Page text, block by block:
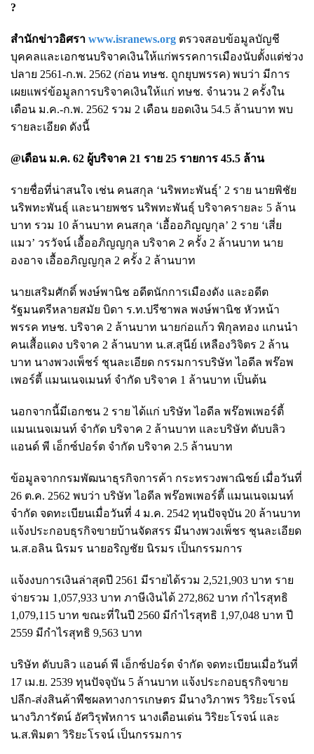
?
สำนักข่าวอิศรา www.isranews.org ตรวจสอบข้อมูลบัญชี
บุคคลและเอกชนบริจาคเงินให้แก่พรรคการเมืองนับตั้งแต่ช่วง
ปลาย 2561-ก.พ. 2562 (ก่อน ทษช. ถูกยุบพรรค) พบว่า มีการ
เผยแพร่ข้อมูลการบริจาคเงินให้แก่ ทษช. จำนวน 2 ครั้งใน
เดือน ม.ค.-ก.พ. 2562 รวม 2 เดือน ยอดเงิน 54.5 ล้านบาท พบ
รายละเอียด ดังนี้
@เดือน ม.ค. 62 ผู้บริจาค 21 ราย 25 รายการ 45.5 ล้าน
รายชื่อที่น่าสนใจ เช่น คนสกุล ‘นริพทะพันธุ์’ 2 ราย นายพิชัย
นริพทะพันธุ์ และนายพชร นริพทะพันธุ์ บริจาครายละ 5 ล้าน
บาท รวม 10 ล้านบาท คนสกุล ‘เอื้ออภิญญกุล’ 2 ราย ‘เสี่ย
แมว’ วรวัจน์ เอื้ออภิญญกุล บริจาค 2 ครั้ง 2 ล้านบาท นาย
องอาจ เอื้ออภิญญกุล 2 ครั้ง 2 ล้านบาท
นายเสริมศักดิ์ พงษ์พานิช อดีตนักการเมืองดัง และอดีต
รัฐมนตรีหลายสมัย บิดา ร.ท.ปรีชาพล พงษ์พานิช หัวหน้า
พรรค ทษช. บริจาค 2 ล้านบาท นายก่อแก้ว พิกุลทอง แกนนำ
คนเสื้อแดง บริจาค 2 ล้านบาท น.ส.สุนีย์ เหลืองวิจิตร 2 ล้าน
บาท นางพวงเพ็ชร์ ชุนละเอียด กรรมการบริษัท ไอดีล พร๊อพ
เพอร์ตี้ แมนเนจเมนท์ จำกัด บริจาค 1 ล้านบาท เป็นต้น
นอกจากนี้มีเอกชน 2 ราย ได้แก่ บริษัท ไอดีล พร๊อพเพอร์ตี้
แมนเนจเมนท์ จำกัด บริจาค 2 ล้านบาท และบริษัท ดับบลิว
แอนด์ พี เอ็กซ์ปอร์ต จำกัด บริจาค 2.5 ล้านบาท
ข้อมูลจากกรมพัฒนาธุรกิจการค้า กระทรวงพาณิชย์ เมื่อวันที่
26 ต.ค. 2562 พบว่า บริษัท ไอดีล พร๊อพเพอร์ตี้ แมนเนจเมนท์
จำกัด จดทะเบียนเมื่อวันที่ 4 ม.ค. 2542 ทุนปัจจุบัน 20 ล้านบาท
แจ้งประกอบธุรกิจขายบ้านจัดสรร มีนางพวงเพ็ชร ชุนละเอียด
น.ส.อลิน นิรมร นายอริญชัย นิรมร เป็นกรรมการ
แจ้งงบการเงินล่าสุดปี 2561 มีรายได้รวม 2,521,903 บาท ราย
จ่ายรวม 1,057,933 บาท ภาษีเงินได้ 272,862 บาท กำไรสุทธิ
1,079,115 บาท ขณะที่ในปี 2560 มีกำไรสุทธิ 1,97,048 บาท ปี
2559 มีกำไรสุทธิ 9,563 บาท
บริษัท ดับบลิว แอนด์ พี เอ็กซ์ปอร์ต จำกัด จดทะเบียนเมื่อวันที่
17 เม.ย. 2539 ทุนปัจจุบัน 5 ล้านบาท แจ้งประกอบธุรกิจขาย
ปลีก-ส่งสินค้าพืชผลทางการเกษตร มีนางวิภาพร วิริยะโรจน์
นางวิภารัตน์ อัศวิรุฬหการ นางเดือนเด่น วิริยะโรจน์ และ
น.ส.พิมตา วิริยะโรจน์ เป็นกรรมการ